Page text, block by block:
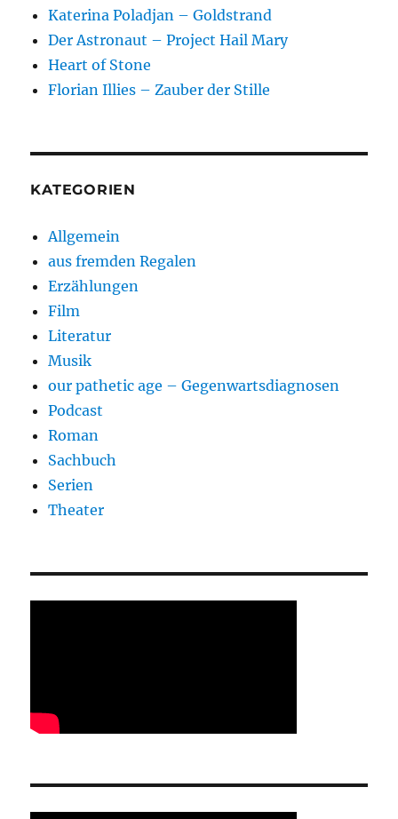
Katerina Poladjan – Goldstrand
Der Astronaut – Project Hail Mary
Heart of Stone
Florian Illies – Zauber der Stille
KATEGORIEN
Allgemein
aus fremden Regalen
Erzählungen
Film
Literatur
Musik
our pathetic age – Gegenwartsdiagnosen
Podcast
Roman
Sachbuch
Serien
Theater